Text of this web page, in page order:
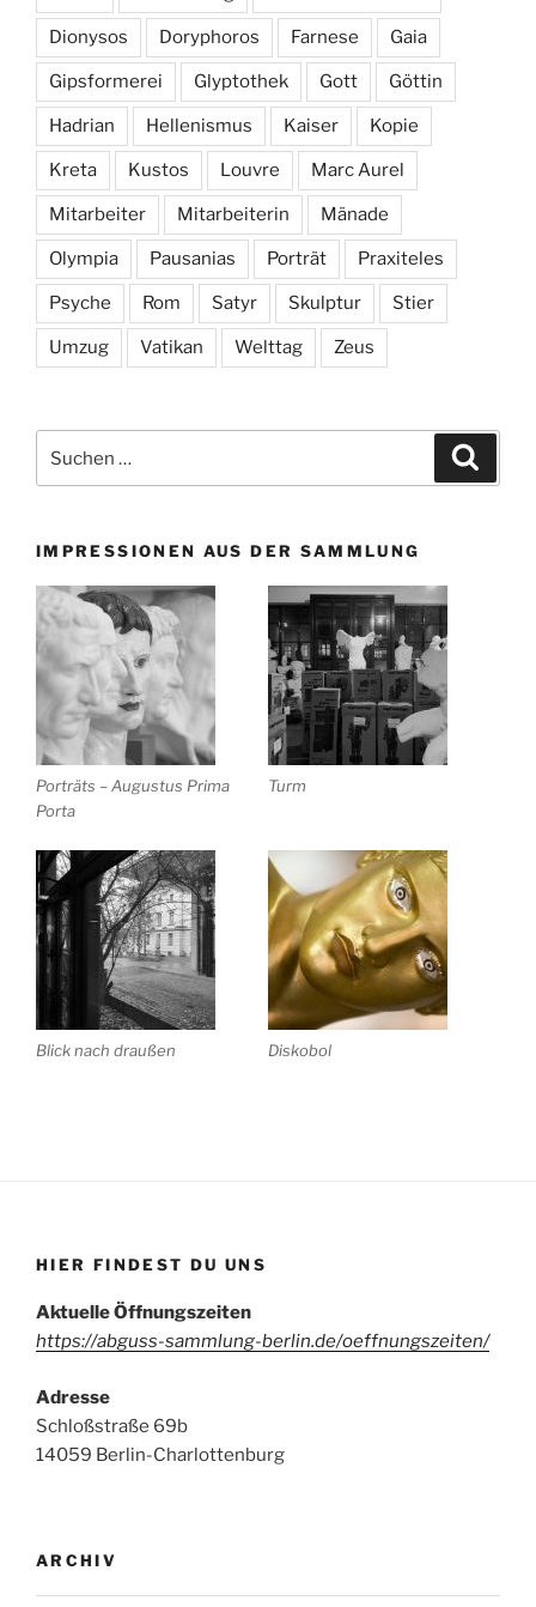
Dionysos Doryphoros Farnese Gaia
Gipsformerei Glyptothek Gott Göttin
Hadrian Hellenismus Kaiser Kopie
Kreta Kustos Louvre Marc Aurel
Mitarbeiter Mitarbeiterin Mänade
Olympia Pausanias Porträt Praxiteles
Psyche Rom Satyr Skulptur Stier
Umzug Vatikan Welttag Zeus
nach:
IMPRESSIONEN AUS DER SAMMLUNG
Porträts – Augustus Prima
Porta
Turm
Blick nach draußen Diskobol
HIER FINDEST DU UNS
Aktuelle Öffnungszeiten
https://abguss-sammlung-berlin.de/oeffnungszeiten/
Adresse
Schloßstraße 69b
14059 Berlin-Charlottenburg
ARCHIV